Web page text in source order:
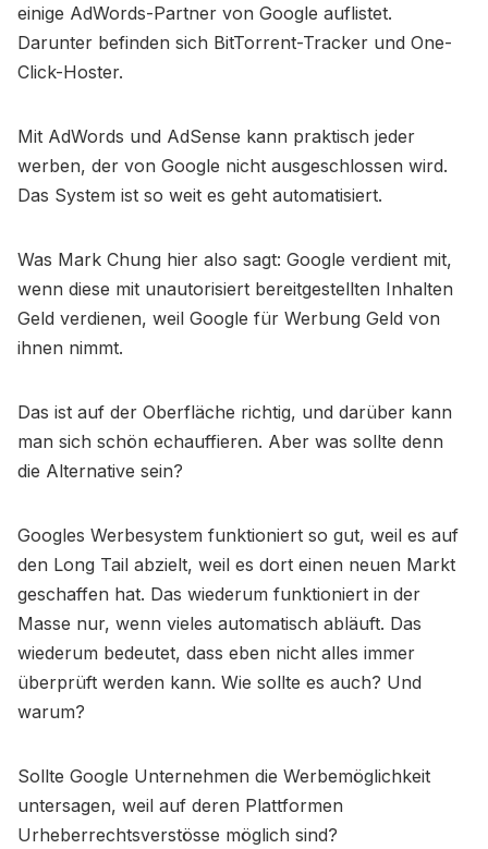
einige AdWords-Partner von Google auflistet.
Darunter befinden sich BitTorrent-Tracker und One-
Click-Hoster.
Mit AdWords und AdSense kann praktisch jeder
werben, der von Google nicht ausgeschlossen wird.
Das System ist so weit es geht automatisiert.
Was Mark Chung hier also sagt: Google verdient mit,
wenn diese mit unautorisiert bereitgestellten Inhalten
Geld verdienen, weil Google für Werbung Geld von
ihnen nimmt.
Das ist auf der Oberfläche richtig, und darüber kann
man sich schön echauffieren. Aber was sollte denn
die Alternative sein?
Googles Werbesystem funktioniert so gut, weil es auf
den Long Tail abzielt, weil es dort einen neuen Markt
geschaffen hat. Das wiederum funktioniert in der
Masse nur, wenn vieles automatisch abläuft. Das
wiederum bedeutet, dass eben nicht alles immer
überprüft werden kann. Wie sollte es auch? Und
warum?
Sollte Google Unternehmen die Werbemöglichkeit
untersagen, weil auf deren Plattformen
Urheberrechtsverstösse möglich sind?